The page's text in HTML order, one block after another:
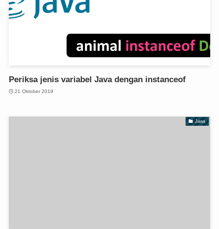
Periksa jenis variabel Java dengan instanceof
21 Oktober 2019
Jawa